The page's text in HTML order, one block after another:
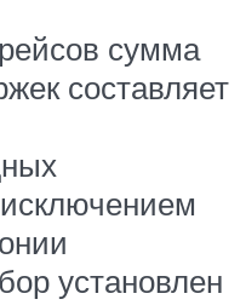
сумма
составляет
установлен